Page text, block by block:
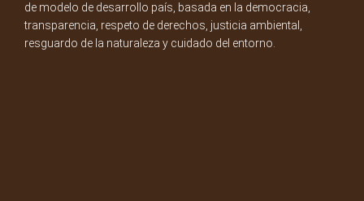
de modelo de desarrollo país, basada en la democracia,
transparencia, respeto de derechos, justicia ambiental,
resguardo de la naturaleza y cuidado del entorno.